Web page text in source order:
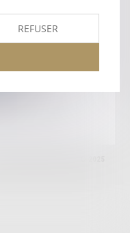
Plan du site
REFUSER